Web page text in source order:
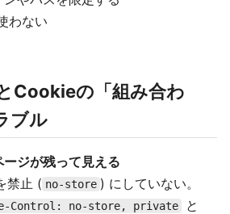
わない
Cookieの「組み合わ
ブル
ジが残って見える
禁止 ( no-store ) にしていない。
Control: no-store, private と